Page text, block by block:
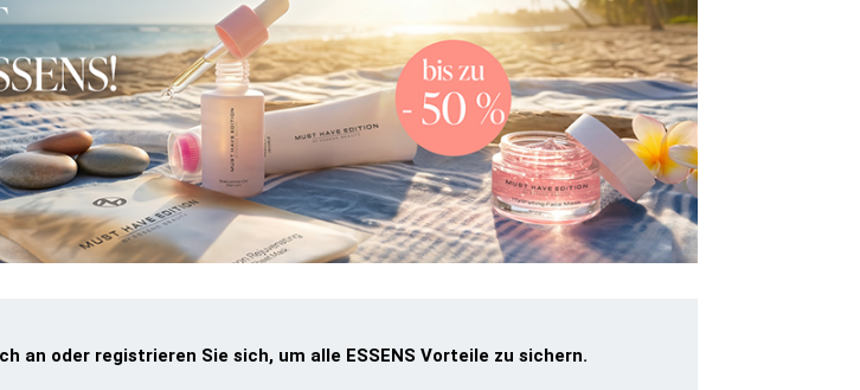
an oder registrieren Sie sich, um alle ESSENS Vorteile zu sichern.